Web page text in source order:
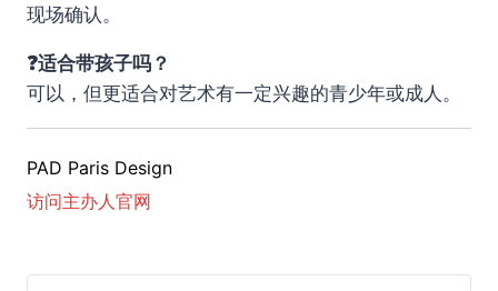
现场确认。
❓适合带孩子吗？
可以，但更适合对艺术有一定兴趣的青少年或成人。
PAD Paris Design
访问主办人官网